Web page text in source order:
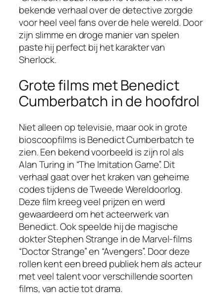
bekende verhaal over de detective zorgde
voor heel veel fans over de hele wereld. Door
zijn slimme en droge manier van spelen
paste hij perfect bij het karakter van
Sherlock.
Grote films met Benedict
Cumberbatch in de hoofdrol
Niet alleen op televisie, maar ook in grote
bioscoopfilms is Benedict Cumberbatch te
zien. Een bekend voorbeeld is zijn rol als
Alan Turing in “The Imitation Game”. Dit
verhaal gaat over het kraken van geheime
codes tijdens de Tweede Wereldoorlog.
Deze film kreeg veel prijzen en werd
gewaardeerd om het acteerwerk van
Benedict. Ook speelde hij de magische
dokter Stephen Strange in de Marvel-films
“Doctor Strange” en “Avengers”. Door deze
rollen kent een breed publiek hem als acteur
met veel talent voor verschillende soorten
films, van actie tot drama.